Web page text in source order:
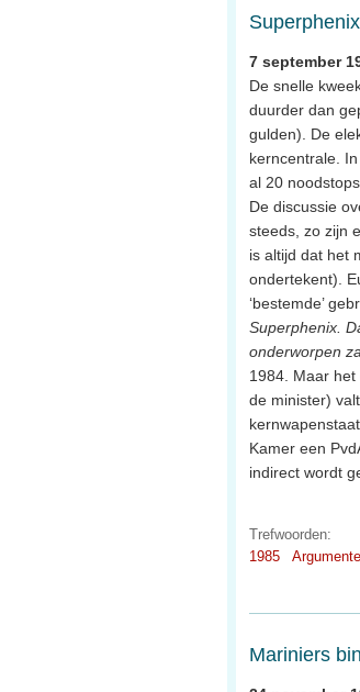
7 september
De snelle
duurder dan
gulden). De
kerncentrale.
al 20
De discussie
steeds, zo zijn
is altijd dat het
ondertekent).
‘bestemde’
Superphenix.
onderworpen
1984. Maar
de minister)
Kamer een
indirect wordt
Trefwoorden:
1985
Mariniers